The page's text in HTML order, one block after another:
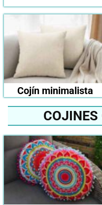
Cojín minimalista
COJINES